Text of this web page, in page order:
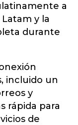
a
y la
durante
incluido un
y
rápida para
de